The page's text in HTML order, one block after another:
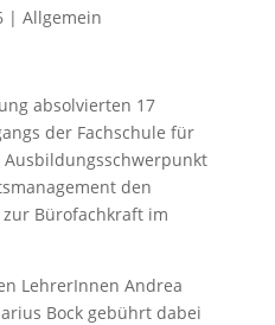
| Allgemein
absolvierten 17
der Fachschule für
den
Bürofachkraft im
LehrerInnen Andrea
Bock gebührt dabei